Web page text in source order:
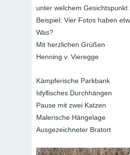
unter welchem Gesichtspunkt
Beispiel: Vier Fotos haben
Was?
Mit herzlichen Grüßen
Henning v. Vieregge
Kämpferische Parkbank
Idyllisches Durchhängen
Pause mit zwei Katzen
Malerische Hängelage
Ausgezeichneter Bratort